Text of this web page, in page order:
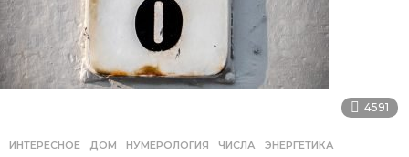
4591
ИНТЕРЕСНОЕ ДОМ ,НУМЕРОЛОГИЯ ,ЧИСЛА ,ЭНЕРГЕТИКА